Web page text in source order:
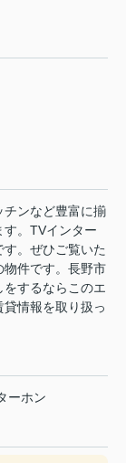
チンなど豊富に揃
す。TVインター
。ぜひご覧いた
物件です。長野市
するならこのエ
情報を取り扱っ
ーホン